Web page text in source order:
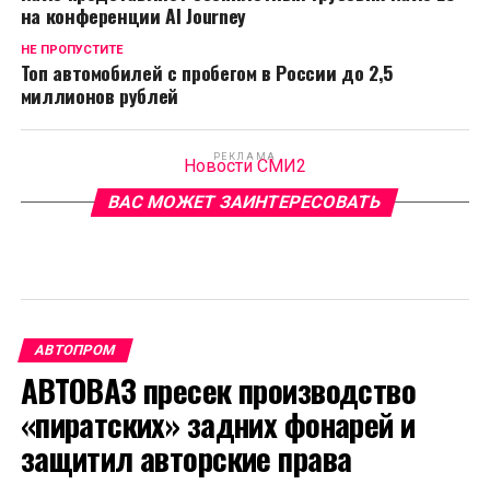
на конференции AI Journey
НЕ ПРОПУСТИТЕ
Топ автомобилей с пробегом в России до 2,5
миллионов рублей
РЕКЛАМА
Новости СМИ2
ВАС МОЖЕТ ЗАИНТЕРЕСОВАТЬ
АВТОПРОМ
АВТОВАЗ пресек производство
«пиратских» задних фонарей и
защитил авторские права